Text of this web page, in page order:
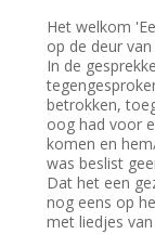
Het welkom
op de deur
In de
betrokken,
oog had voor
komen en
was beslist
Dat het een
nog eens op
met liedjes